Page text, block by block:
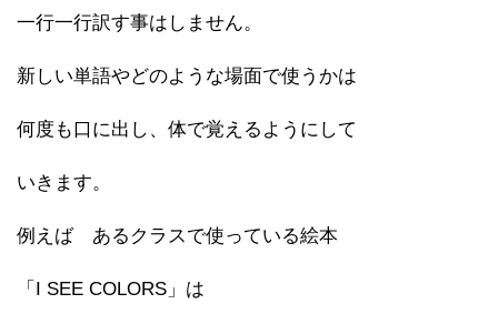
一行一行訳す事はしません。
新しい単語やどのような場面で使うかは
何度も口に出し、体で覚えるようにして
いきます。
例えば あるクラスで使っている絵本
「I SEE COLORS」は